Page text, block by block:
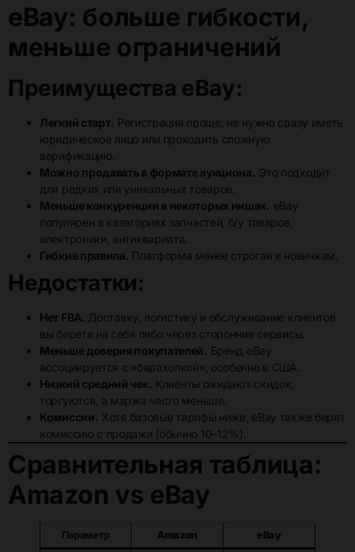
eBay: больше гибкости,
меньше ограничений
Преимущества eBay:
Легкий старт. Регистрация проще, не нужно сразу иметь
юридическое лицо или проходить сложную
верификацию.
Можно продавать в формате аукциона. Это подходит
для редких или уникальных товаров.
Меньше конкуренции в некоторых нишах. eBay
популярен в категориях запчастей, б/у товаров,
электроники, антиквариата.
Гибкие правила. Платформа менее строгая к новичкам.
Недостатки:
Нет FBA. Доставку, логистику и обслуживание клиентов
вы берете на себя либо через сторонние сервисы.
Меньше доверия покупателей. Бренд eBay
ассоциируется с «барахолкой», особенно в США.
Низкий средний чек. Клиенты ожидают скидок,
торгуются, а маржа часто меньше.
Комиссии. Хотя базовые тарифы ниже, eBay также берет
комиссию с продажи (обычно 10–12%).
Сравнительная таблица:
Amazon vs eBay
Параметр Amazon eBay